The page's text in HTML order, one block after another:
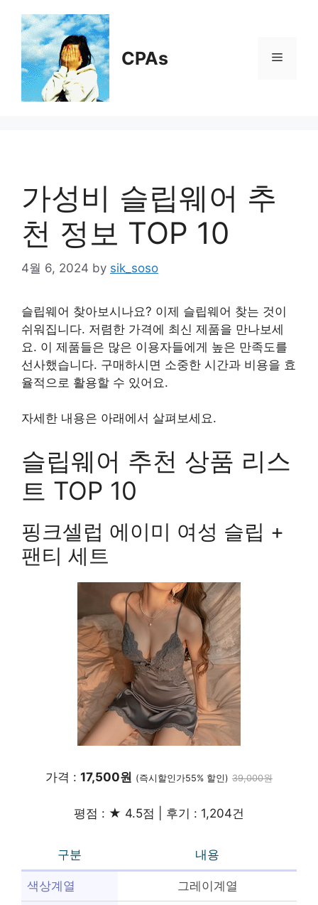
content
CPAs Menu
가성비 슬립웨어 추
천 정보 TOP 10
4월 6, 2024 by sik_soso
슬립웨어 찾아보시나요? 이제 슬립웨어 찾는 것이
쉬워집니다. 저렴한 가격에 최신 제품을 만나보세
요. 이 제품들은 많은 이용자들에게 높은 만족도를
선사했습니다. 구매하시면 소중한 시간과 비용을 효
율적으로 활용할 수 있어요.
자세한 내용은 아래에서 살펴보세요.
슬립웨어 추천 상품 리스
트 TOP 10
핑크셀럽 에이미 여성 슬립 +
팬티 세트
가격 : 17,500원 (즉시할인가55% 할인) 39,000원
평점 : ★ 4.5점 | 후기 : 1,204건
구분 내용
색상계열 그레이계열